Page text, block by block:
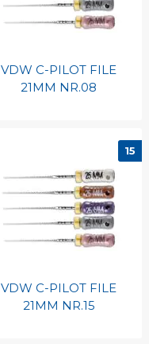
VDW C-PILOT FILE
21MM NR.08
15
VDW C-PILOT FILE
21MM NR.15